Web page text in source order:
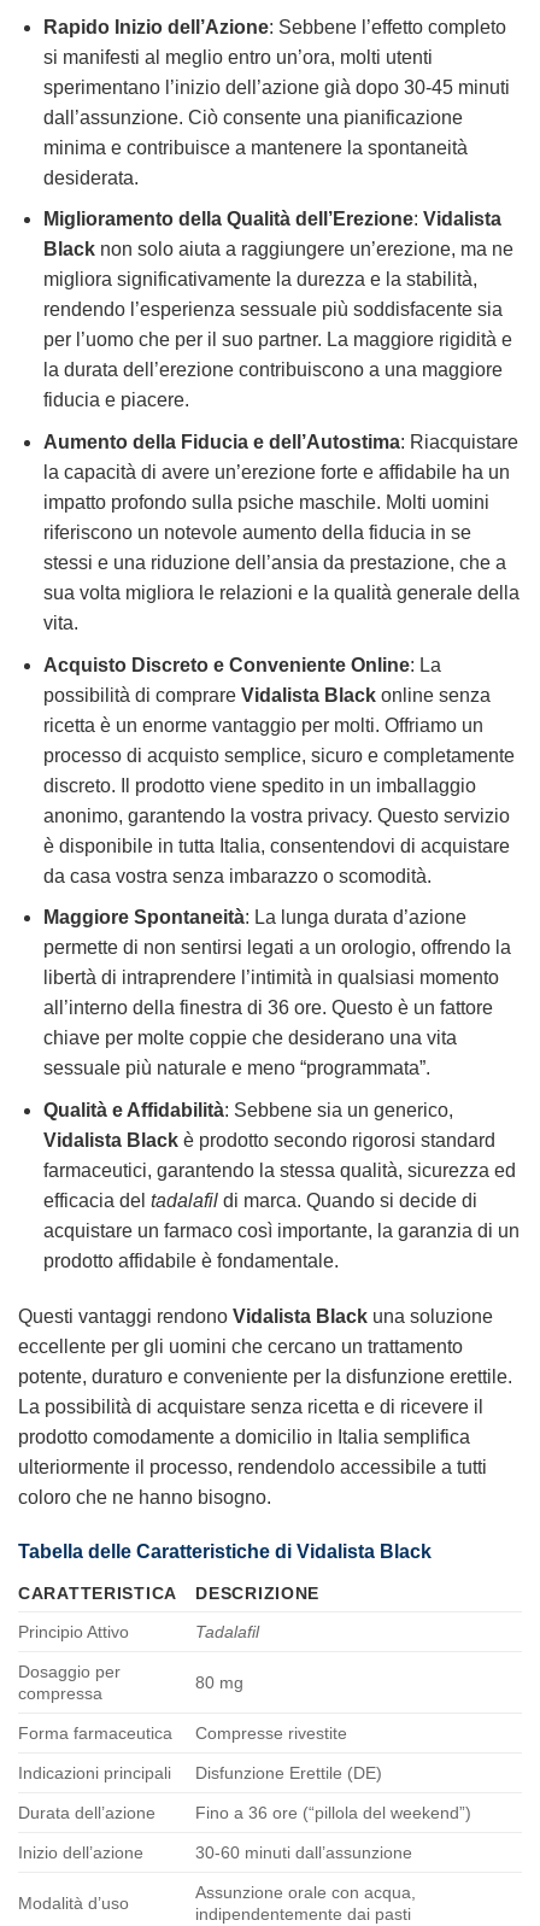
Rapido Inizio dell’Azione: Sebbene l’effetto completo
si manifesti al meglio entro un’ora, molti utenti
sperimentano l’inizio dell’azione già dopo 30-45 minuti
dall’assunzione. Ciò consente una pianificazione
minima e contribuisce a mantenere la spontaneità
desiderata.
Miglioramento della Qualità dell’Erezione: Vidalista
Blacknon solo aiuta a raggiungere un’erezione, ma ne
migliora significativamente la durezza e la stabilità,
rendendo l’esperienza sessuale più soddisfacente sia
per l’uomo che per il suo partner. La maggiore rigidità e
la durata dell’erezione contribuiscono a una maggiore
fiducia e piacere.
Aumento della Fiducia e dell’Autostima: Riacquistare
la capacità di avere un’erezione forte e affidabile ha un
impatto profondo sulla psiche maschile. Molti uomini
riferiscono un notevole aumento della fiducia in se
stessi e una riduzione dell’ansia da prestazione, che a
sua volta migliora le relazioni e la qualità generale della
vita.
Acquisto Discreto e Conveniente Online: La
possibilità di comprare Vidalista Blackonline senza
ricetta è un enorme vantaggio per molti. Offriamo un
processo di acquisto semplice, sicuro e completamente
discreto. Il prodotto viene spedito in un imballaggio
anonimo, garantendo la vostra privacy. Questo servizio
è disponibile in tutta Italia, consentendovi di acquistare
da casa vostra senza imbarazzo o scomodità.
Maggiore Spontaneità: La lunga durata d’azione
permette di non sentirsi legati a un orologio, offrendo la
libertà di intraprendere l’intimità in qualsiasi momento
all’interno della finestra di 36 ore. Questo è un fattore
chiave per molte coppie che desiderano una vita
sessuale più naturale e meno “programmata”.
Qualità e Affidabilità: Sebbene sia un generico,
Vidalista Blackè prodotto secondo rigorosi standard
farmaceutici, garantendo la stessa qualità, sicurezza ed
efficacia del tadalafildi marca. Quando si decide di
acquistare un farmaco così importante, la garanzia di un
prodotto affidabile è fondamentale.
Questi vantaggi rendono Vidalista Black una soluzione
eccellente per gli uomini che cercano un trattamento
potente, duraturo e conveniente per la disfunzione erettile.
La possibilità di acquistare senza ricetta e di ricevere il
prodotto comodamente a domicilio in Italia semplifica
ulteriormente il processo, rendendolo accessibile a tutti
coloro che ne hanno bisogno.
Tabella delle Caratteristiche di Vidalista Black
CARATTERISTICA
DESCRIZIONE
Principio Attivo
Tadalafil
Dosaggio per
compressa
80 mg
Forma farmaceutica Compresse rivestite
Indicazioni principali Disfunzione Erettile (DE)
Durata dell’azione Fino a 36 ore (“pillola del weekend”)
Inizio dell’azione 30-60 minuti dall’assunzione
Modalità d’uso
Assunzione orale con acqua,
indipendentemente dai pasti